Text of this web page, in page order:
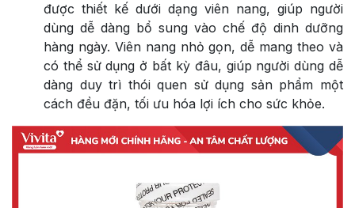
được thiết kế dưới dạng viên nang, giúp người
dùng dễ dàng bổ sung vào chế độ dinh dưỡng
hàng ngày. Viên nang nhỏ gọn, dễ mang theo và
có thể sử dụng ở bất kỳ đâu, giúp người dùng dễ
dàng duy trì thói quen sử dụng sản phẩm một
cách đều đặn, tối ưu hóa lợi ích cho sức khỏe.